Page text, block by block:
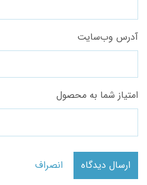
آدرس وب‌سایت
امتیاز شما به محصول
ارسال دیدگاه انصراف